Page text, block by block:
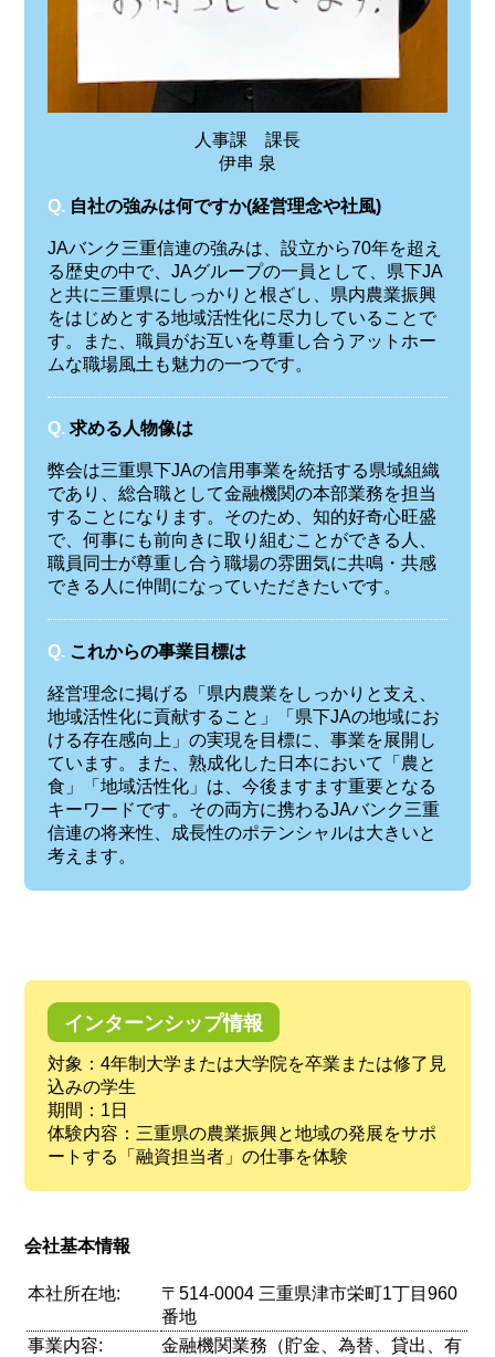
人事課 課長
伊串 泉
Q. 自社の強みは何ですか(経営理念や社風)
JAバンク三重信連の強みは、設立から70年を超え
る歴史の中で、JAグループの一員として、県下JA
と共に三重県にしっかりと根ざし、県内農業振興
をはじめとする地域活性化に尽力していることで
す。また、職員がお互いを尊重し合うアットホー
ムな職場風土も魅力の一つです。
Q. 求める人物像は
弊会は三重県下JAの信用事業を統括する県域組織
であり、総合職として金融機関の本部業務を担当
することになります。そのため、知的好奇心旺盛
で、何事にも前向きに取り組むことができる人、
職員同士が尊重し合う職場の雰囲気に共鳴・共感
できる人に仲間になっていただきたいです。
Q. これからの事業目標は
経営理念に掲げる「県内農業をしっかりと支え、
地域活性化に貢献すること」「県下JAの地域にお
ける存在感向上」の実現を目標に、事業を展開し
ています。また、熟成化した日本において「農と
食」「地域活性化」は、今後ますます重要となる
キーワードです。その両方に携わるJAバンク三重
信連の将来性、成長性のポテンシャルは大きいと
考えます。
インターンシップ情報
対象：4年制大学または大学院を卒業または修了見
込みの学生
期間：1日
体験内容：三重県の農業振興と地域の発展をサポ
ートする「融資担当者」の仕事を体験
会社基本情報
本社所在地:
〒514-0004 三重県津市栄町1丁目960
番地
事業内容:
金融機関業務（貯金、為替、貸出、有